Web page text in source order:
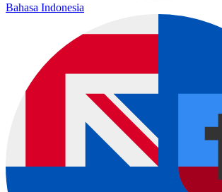
Bahasa Indonesia